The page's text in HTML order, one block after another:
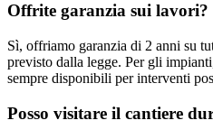
Offrite garanzia sui lavori?
Sì, offriamo garanzia di 2 anni su
previsto dalla legge. Per gli
sempre disponibili per interventi
Posso visitare il cantiere